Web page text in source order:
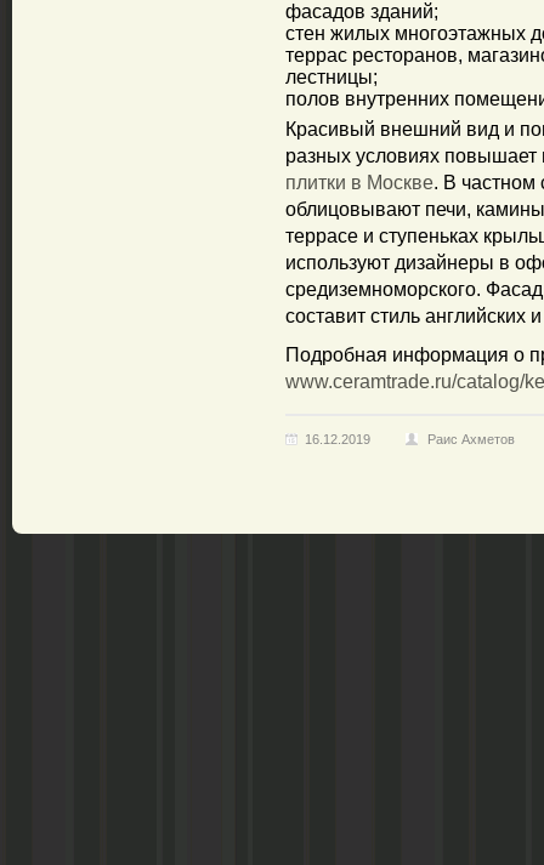
фасадов зданий;
стен жилых многоэтажных
террас ресторанов,
лестницы;
полов внутренних
Красивый внешний вид и
разных условиях
плитки в Москве. В частном
облицовывают печи,
террасе и ступеньках
используют дизайнеры в
средиземноморского.
составит стиль английских
Подробная информация о
www.ceramtrade.ru/catalog/
16.12.2019 Раис Ахметов